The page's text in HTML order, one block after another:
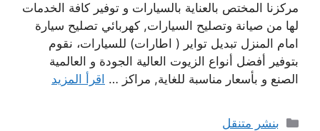
مركزنا المختص بالعناية بالسيارات و توفير كافة الخدمات
لها من صيانة وتصليح السيارات, كهربائي تصليح سيارة
امام المنزل تبديل تواير ( اطارات) للسيارات، نقوم
بتوفير أفضل أنواع الزيوت العالية الجودة و العالمية
الصنع و بأسعار مناسبة للغاية, مراكز … اقرأ المزيد
التصنيفات
بنشر متنقل